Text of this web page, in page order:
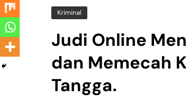
Kriminal
Judi Online
dan Memecah
Tangga.